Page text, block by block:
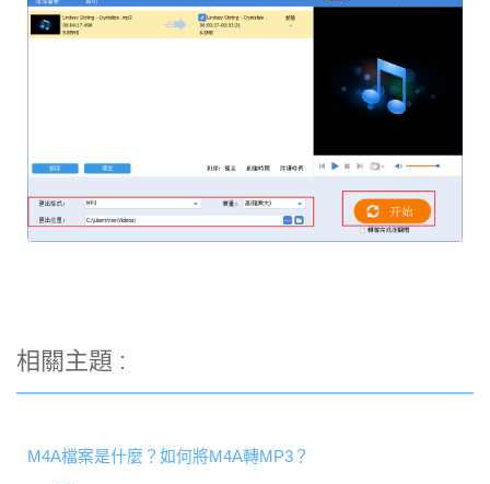
相關主題 :
M4A檔案是什麼？如何將M4A轉MP3？